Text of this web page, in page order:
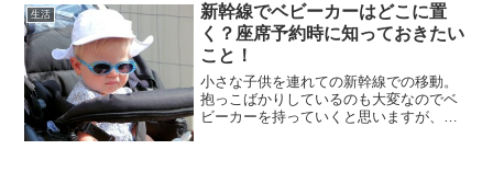
生活
新幹線でベビーカーはどこに置
く？座席予約時に知っておきたい
こと！
小さな子供を連れての新幹線での移動。
抱っこばかりしているのも大変なのでベ
ビーカーを持っていくと思いますが、子